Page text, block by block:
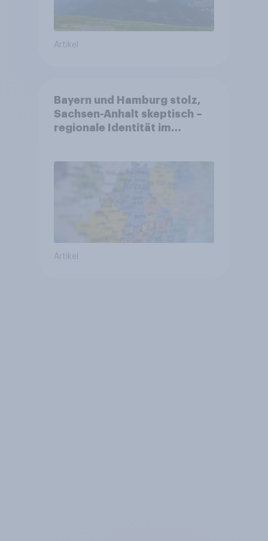
Artikel
Bayern und Hamburg stolz,
Sachsen-Anhalt skeptisch –
regionale Identität im
Artikel